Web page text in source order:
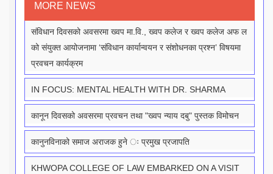
MORE NEWS
संविधान दिवसको अवसरमा ख्वप मा.वि., ख्वप कलेज र ख्वप कलेज अफ ल
को संयुक्त आयोजनामा ‘संविधान कार्यान्वयन र संशोधनका प्रश्न’ विषयमा
प्रवचन कार्यक्रम
IN FOCUS: MENTAL HEALTH WITH DR. SHARMA
कानून दिवसको अवसरमा प्रवचन तथा "ख्वप न्याय दबु" पुस्तक विमोचन
कानुनविनाको समाज अराजक हुने ः प्रमुख प्रजापति
KHWOPA COLLEGE OF LAW EMBARKED ON A VISIT